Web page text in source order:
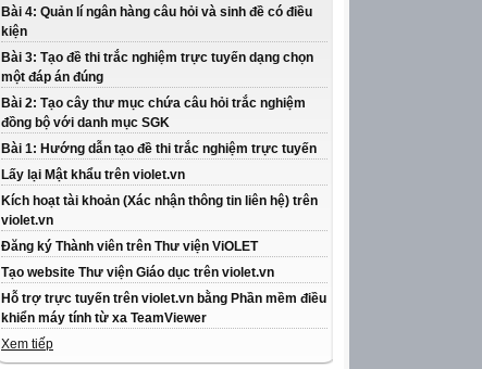
Bài 4: Quản lí ngân hàng câu hỏi và sinh đề có điều
kiện
Bài 3: Tạo đề thi trắc nghiệm trực tuyến dạng chọn
một đáp án đúng
Bài 2: Tạo cây thư mục chứa câu hỏi trắc nghiệm
đồng bộ với danh mục SGK
Bài 1: Hướng dẫn tạo đề thi trắc nghiệm trực tuyến
Lấy lại Mật khẩu trên violet.vn
Kích hoạt tài khoản (Xác nhận thông tin liên hệ) trên
violet.vn
Đăng ký Thành viên trên Thư viện ViOLET
Tạo website Thư viện Giáo dục trên violet.vn
Hỗ trợ trực tuyến trên violet.vn bằng Phần mềm điều
khiển máy tính từ xa TeamViewer
Xem tiếp